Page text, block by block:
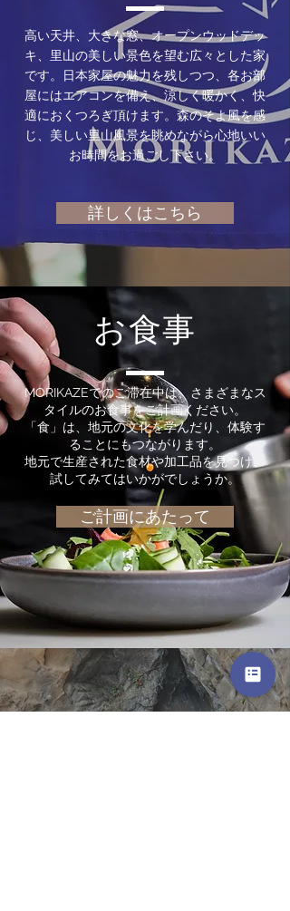
高い天井、大きな窓、オープンウッドデッ
キ、里山の美しい景色を望む広々とした家
です。日本家屋の魅力を残しつつ、各お部
屋にはエアコンを備え、涼しく暖かく、快
適におくつろぎ頂けます。森のそよ風を感
じ、美しい里山風景を眺めながら心地いい
お時間をお過ごし下さい。
詳しくはこちら
お食事
MORIKAZEでのご滞在中は、さまざまなス
タイルのお食事をご計画ください。
「食」は、地元の文化を学んだり、体験す
ることにもつながります。
地元で生産された食材や加工品を見つけ、
試してみてはいかがでしょうか。
ご計画にあたって